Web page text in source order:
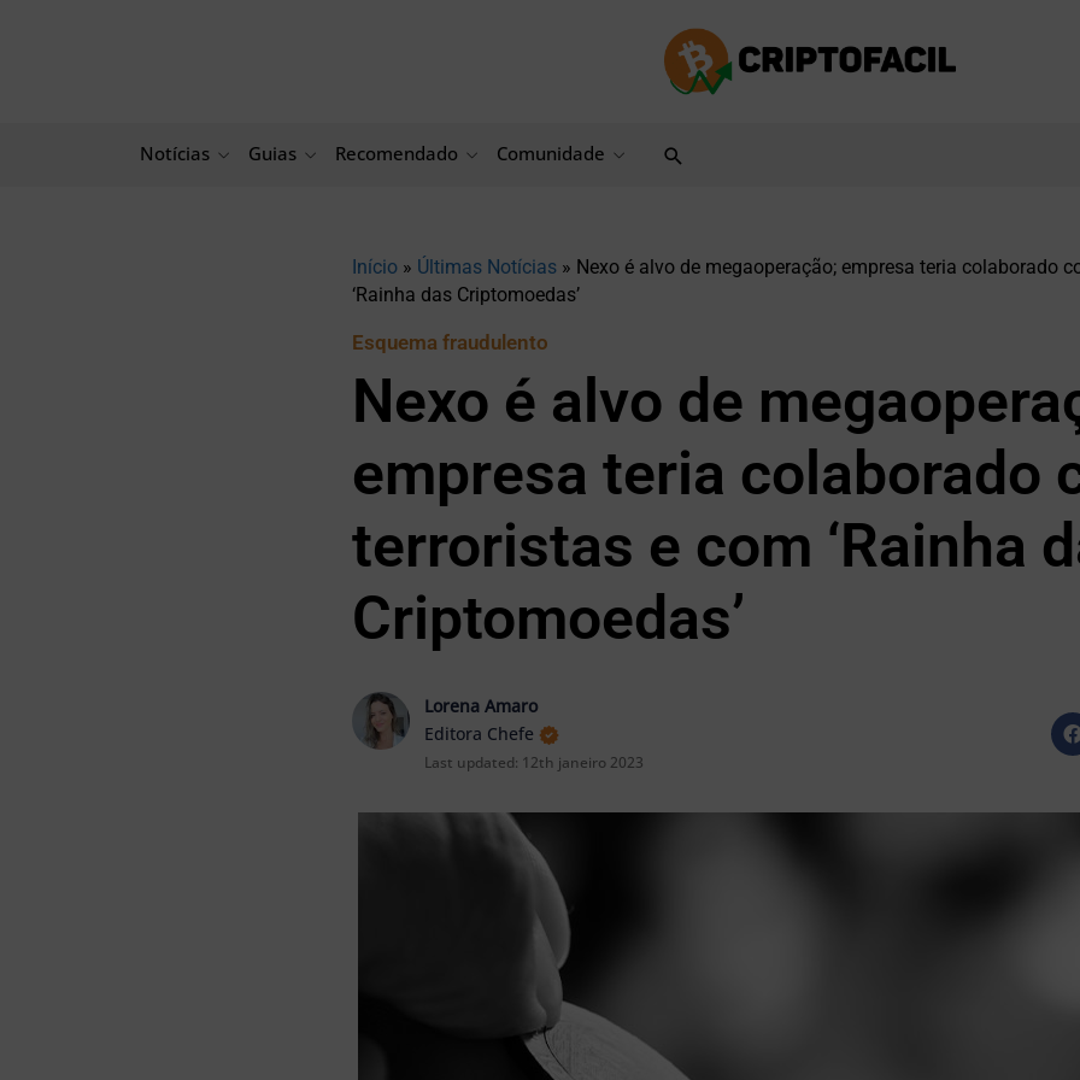
Notícias Guias Recomendado Comunidade Pesquisar
Início » Últimas Notícias » Nexo é alvo de megaoperação; empresa teria colaborado
‘Rainha das Criptomoedas’
Esquema fraudulento
Nexo é alvo de
empresa teria colaborado
terroristas e com ‘Rainha
Criptomoedas’
Lorena Amaro
Editora Chefe
Last updated: 12th janeiro 2023